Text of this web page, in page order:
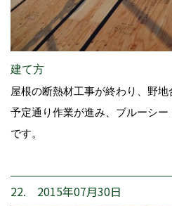
建て方
屋根の断熱材工事が終わり、野地
予定通り作業が進み、ブルーシ
です。
22. 2015年07月30日